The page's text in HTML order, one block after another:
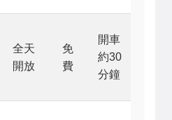
全天
開放
免
費
開車
約30
分鐘